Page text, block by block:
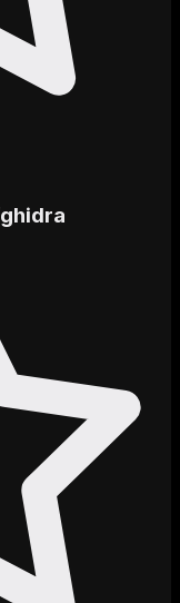
ghidra